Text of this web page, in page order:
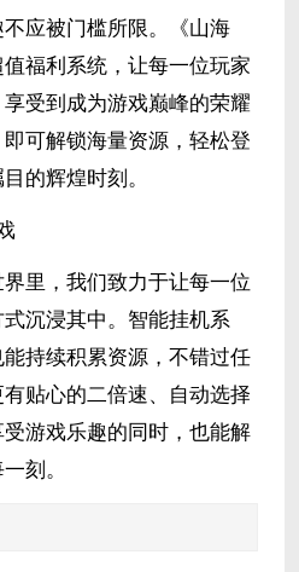
应被门槛所限。《山海
福利系统，让每一位玩家
受到成为游戏巅峰的荣耀
可解锁海量资源，轻松登
的辉煌时刻。
里，我们致力于让每一位
沉浸其中。智能挂机系
持续积累资源，不错过任
贴心的二倍速、自动选择
游戏乐趣的同时，也能解
刻。